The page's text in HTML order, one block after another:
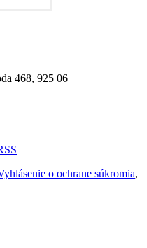
468, 925 06
o ochrane súkromia,